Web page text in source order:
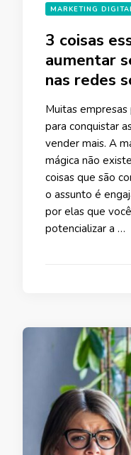
MARKETING
3 coisas
aumentar
nas redes
Muitas
para conquistar
vender mais. A
mágica não
coisas que são
o assunto é
por elas que
potencializar a …